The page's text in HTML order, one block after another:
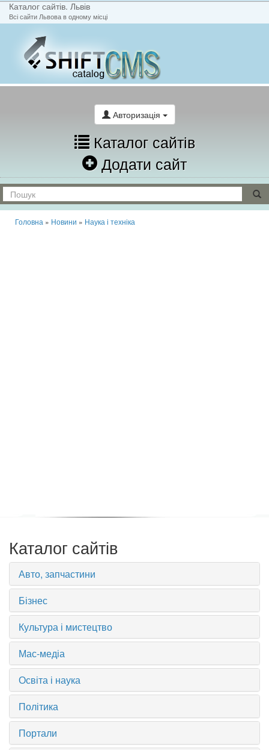
Каталог сайтів. Львів
Всі сайти Львова в одному місці
Авторизація
Каталог сайтів
Додати сайт
Головна » Новини » Наука і техніка
Каталог сайтів
Авто, запчастини
Бізнес
Культура і мистецтво
Мас-медіа
Освіта і наука
Політика
Портали